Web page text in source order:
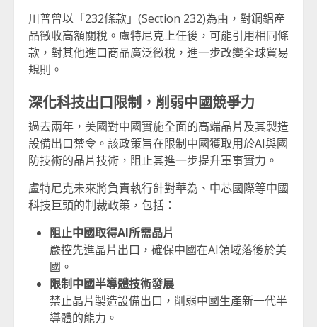
川普曾以「232條款」(Section 232)為由，對鋼鋁產
品徵收高額關稅。盧特尼克上任後，可能引用相同條
款，對其他進口商品廣泛徵稅，進一步改變全球貿易
規則。
深化科技出口限制，削弱中國競爭力
過去兩年，美國對中國實施全面的高端晶片及其製造
設備出口禁令。該政策旨在限制中國獲取用於AI與國
防技術的晶片技術，阻止其進一步提升軍事實力。
盧特尼克未來將負責執行針對華為、中芯國際等中國
科技巨頭的制裁政策，包括：
阻止中國取得AI所需晶片
嚴控先進晶片出口，確保中國在AI領域落後於美
國。
限制中國半導體技術發展
禁止晶片製造設備出口，削弱中國生產新一代半
導體的能力。